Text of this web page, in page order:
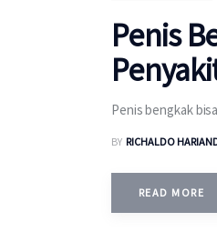
Penis
Penis bengkak
BY RICHALDO
READ MORE